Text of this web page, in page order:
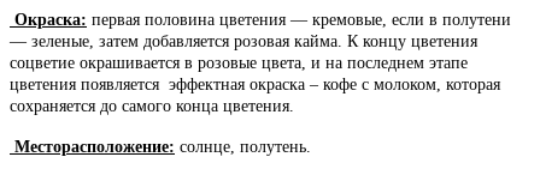
Окраска: первая половина цветения — кремовые, если в полутени
— зеленые, затем добавляется розовая кайма. К концу цветения
соцветие окрашивается в розовые цвета, и на последнем этапе
цветения появляется эффектная окраска – кофе с молоком, которая
сохраняется до самого конца цветения.
Месторасположение: солнце, полутень.